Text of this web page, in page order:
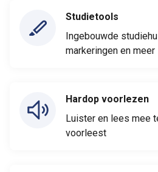
Studietools
Ingebouwde
markeringen en meer
Hardop voorlezen
Luister en lees mee
voorleest